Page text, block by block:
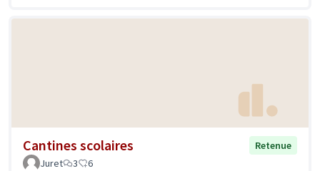
Cantines scolaires
Retenue
Juret
3 6